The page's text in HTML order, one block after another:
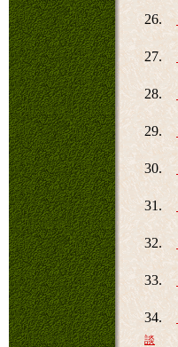
26.
27.
28.
29.
30.
31.
32.
33.
34.
談